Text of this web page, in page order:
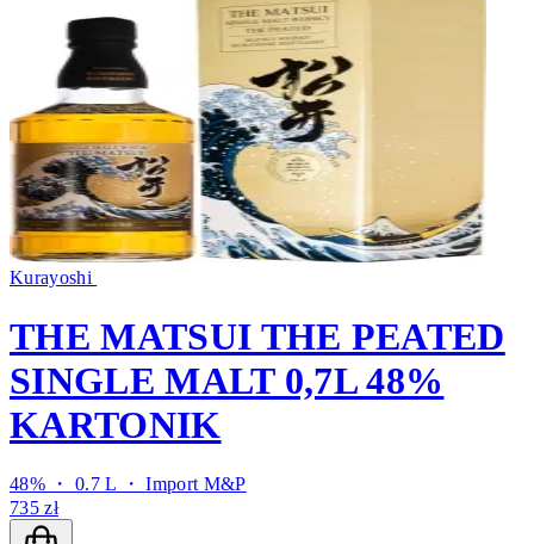
Kurayoshi
THE MATSUI THE PEATED
SINGLE MALT 0,7L 48%
KARTONIK
48% ・ 0.7 L ・Import M&P
735 zł